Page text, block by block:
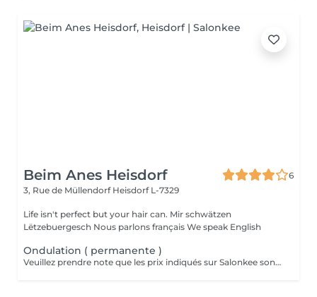
Beim Anes Heisdorf
6
3, Rue de Müllendorf Heisdorf L-7329
Life isn't perfect but your hair can. Mir schwätzen
Lëtzebuergesch Nous parlons français We speak English
Ondulation ( permanente )
Veuillez prendre note que les prix indiqués sur Salonkee sont communiqués à titre informatif et s'entendent de base. Ces derniers sont susceptibles de varier selon le diagnostic réalisé à votre arrivée au salon et l'expertise du professionnel à qui vous confiez votre beauté. Dans tous les cas, un devis précis vous sera proposé et toutes réalisations de prestations seront effectuées avec votre accord. Un grand merci d'avance pour votre compréhension. Au plaisir de vous recevoir très vite.